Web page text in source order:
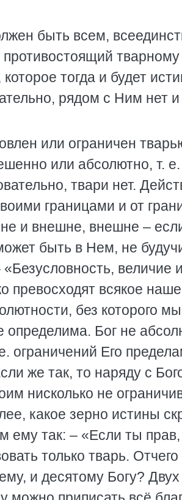
быть всем,
тварному
тогда и будет
рядом с Ним нет
или ограничен
или абсолютно, т.
твари нет.
границами и от
и внешне, внешне –
быть в Нем, не
величие
превосходят всякое
без которого
определима. Бог не
ограничений Его
же так, то наряду с
нисколько не
какое зерно истины
ему так: – «Если ты
только тварь.
и десятому Богу? Двух